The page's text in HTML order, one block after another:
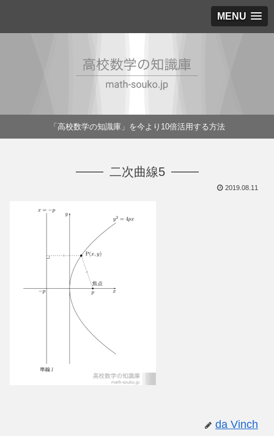
MENU
「高校数学の知識庫」を今より10倍活用する方法
二次曲線5
2019.08.11
da Vinch